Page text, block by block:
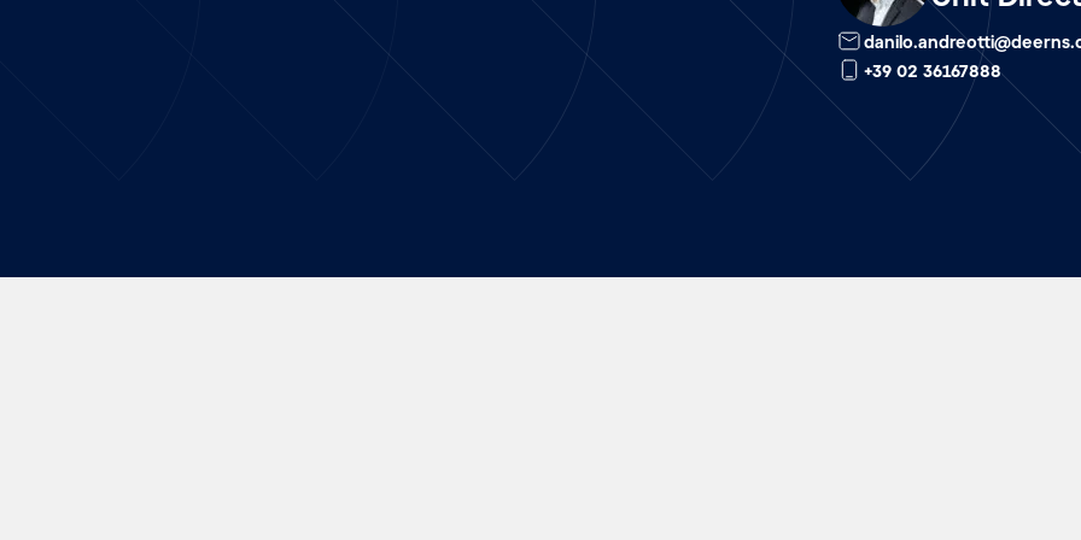
+39 02 36167888